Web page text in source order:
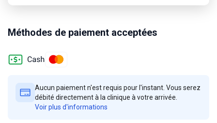
Méthodes de paiement acceptées
Aucun paiement n'est requis pour l'instant. Vous serez
débité directement à la clinique à votre arrivée.
Voir plus d'informations